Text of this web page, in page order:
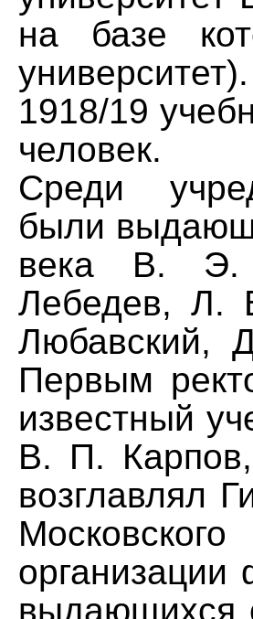
на базе
1918/19
человек.
Среди
были
века В. Э.
Лебедев, Л.
Любавский,
Первым
известный
В. П.
возглавлял
организации
выдающихся